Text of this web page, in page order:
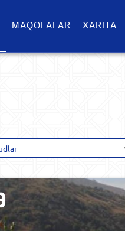
MAQOLALAR XARITA